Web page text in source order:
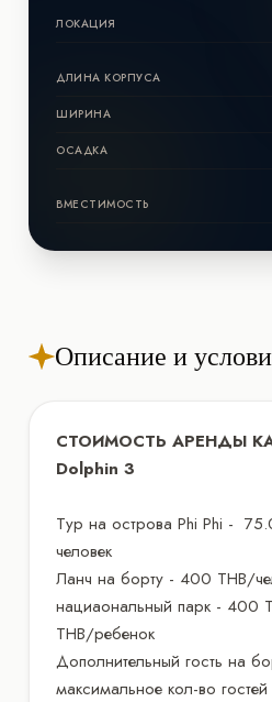
ЛОКАЦИЯ
ДЛИНА КОРПУСА
ШИРИНА
ОСАДКА
ВМЕСТИМОСТЬ
Описание и
СТОИМОСТЬ АРЕНДЫ
Dolphin 3
Тур на острова Phi Phi -
человек
Ланч на борту - 400 THB/
нациаональный парк - 400
THB/ребенок
Дополнительный гость на
максимальное кол-во